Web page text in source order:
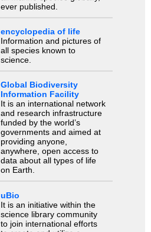
ever published.
encyclopedia of life
Information and pictures of
all species known to
science.
Global Biodiversity
Information Facility
It is an international network
and research infrastructure
funded by the world’s
governments and aimed at
providing anyone,
anywhere, open access to
data about all types of life
on Earth.
uBio
It is an initiative within the
science library community
to join international efforts